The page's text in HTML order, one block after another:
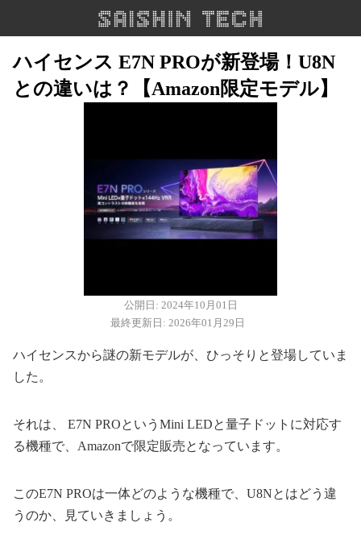
ハイセンス E7N PROが新登場！U8N
との違いは？【Amazon限定モデル】
公開日: 2024年10月01日
最終更新日: 2026年01月29日
ハイセンスから謎の新モデルが、ひっそりと登場していま
した。
それは、 E7N PROというMini LEDと量子ドットに対応す
る機種で、Amazonで限定販売となっています。
このE7N PROは一体どのような機種で、U8Nとはどう違
うのか、見ていきましょう。